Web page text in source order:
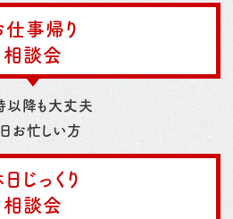
仕事帰り
相談会
以降も大丈夫
お忙しい方
じっくり
相談会